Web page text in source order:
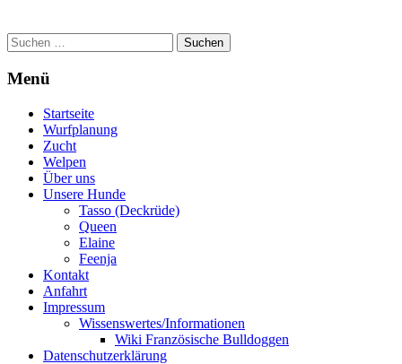
Suchen
nach:
Menü
Startseite
Wurfplanung
Zucht
Welpen
Über uns
Unsere Hunde
Tasso (Deckrüde)
Queen
Elaine
Feenja
Kontakt
Anfahrt
Impressum
Wissenswertes/Informationen
Wiki Französische Bulldoggen
Datenschutzerklärung